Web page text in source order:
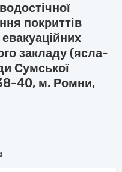
покриттів
евакуаційних
закладу (ясла-
Сумської
40, м. Ромни,